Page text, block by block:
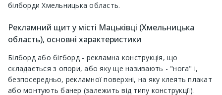
білборди Хмельницька область.
Рекламний щит у місті Мацьківці (Хмельницька
область), основні характеристики
Білборд або бігборд - рекламна конструкція, що
складається з опори, або яку ще називають - "нога" і,
безпосередньо, рекламної поверхні, на яку клеять плакат
або монтують банер (залежить від типу конструкції).